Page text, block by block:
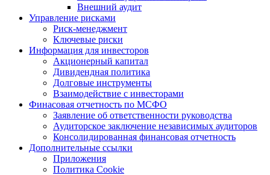
Внешний аудит
Управление рисками
Риск-менеджмент
Ключевые риски
Информация для инвесторов
Акционерный капитал
Дивидендная политика
Долговые инструменты
Взаимодействие с инвеcторами
Финасовая отчетность по МСФО
Заявление об ответственности руководства
Аудиторское заключение независимых аудиторов
Консолидированная финансовая отчетность
Дополнительные ссылки
Приложения
Политика Cookie